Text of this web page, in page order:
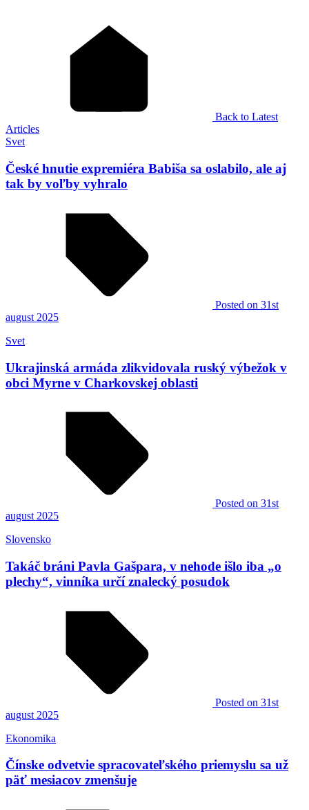
Back to Latest
Articles
Svet
České hnutie expremiéra Babiša sa oslabilo, ale aj
tak by voľby vyhralo
Posted on 31st
august 2025
Svet
Ukrajinská armáda zlikvidovala ruský výbežok v
obci Myrne v Charkovskej oblasti
Posted on 31st
august 2025
Slovensko
Takáč bráni Pavla Gašpara, v nehode išlo iba „o
plechy“, vinníka určí znalecký posudok
Posted on 31st
august 2025
Ekonomika
Čínske odvetvie spracovateľského priemyslu sa už
päť mesiacov zmenšuje